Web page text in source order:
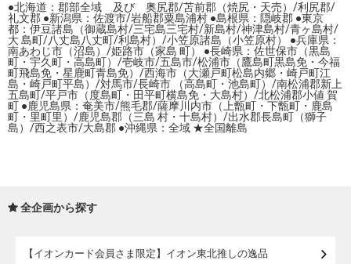
●北海道：郡部全域 及び 奥尻郡/苫前郡（焼尻・天売）/利尻郡/
礼文郡 ●新潟県：佐渡市/岩船郡粟島浦村 ●島根県：隠岐郡 ●東京
都：伊豆諸島（御蔵島村/三宅島三宅村/新島村/神津島村/青ヶ島村/
大 島町/八丈島八丈町/利島村）/小笠原諸島（小笠原村） ●兵庫県：
南あわじ市（沼島）/姫路市（家島 町） ●長崎県：佐世保市（黒島
町・宇久町・高島町）/壱岐市/五島市/松浦市（鷹島町黒島免・今福
町飛島免・星鹿町青島免）/西海市（大瀬戸町松島内郷・崎戸町江
島・崎戸町平島）/対馬市/長崎市 （高島町・池島町）/南松浦郡新上
五島町/平戸市（度島町・田平町横島免・大島村）/北松浦郡小値 賀
町 ●鹿児島県：奄美市/熊毛郡/薩摩川内市（上甑町・下甑町・鹿島
町・里町里）/鹿児島郡（三島 村・十島村）/出水郡長島町（獅子
島）/西之表市/大島郡 ●沖縄県：全域 ★全国離島
全企画から探す
【イオンカード会員さま限定】イオン東北推しの逸品